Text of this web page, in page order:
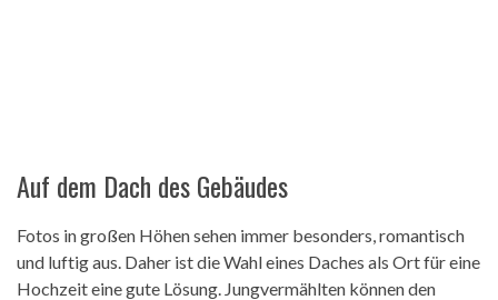
Auf dem Dach des Gebäudes
Fotos in großen Höhen sehen immer besonders, romantisch
und luftig aus. Daher ist die Wahl eines Daches als Ort für eine
Hochzeit eine gute Lösung. Jungvermählten können den